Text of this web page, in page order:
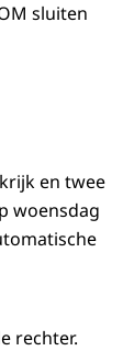
sluiten
en twee
woensdag
rechter.